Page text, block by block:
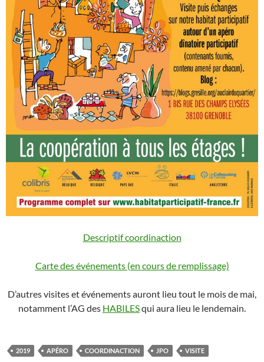
Descriptif coordinaction
Carte des événements (en cours de remplissage)
D’autres visites et événements auront lieu tout le mois de mai,
notamment l’AG des HABILESqui aura lieu le lendemain.
2019 APÉRO COORDINACTION JPO VISITE